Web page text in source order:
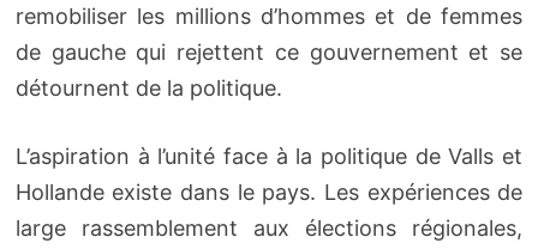
remobiliser les millions d’hommes et de femmes
de gauche qui rejettent ce gouvernement et se
détournent de la politique.
L’aspiration à l’unité face à la politique de Valls et
Hollande existe dans le pays. Les expériences de
large rassemblement aux élections régionales,